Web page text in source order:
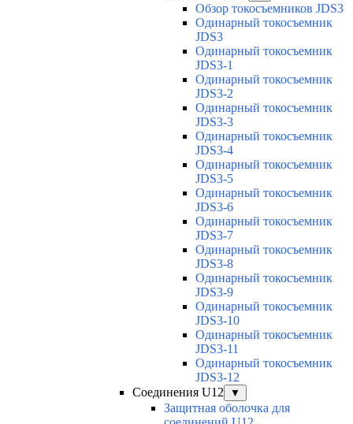
Обзор токосъемников JDS3
Одинарный токосъемник
JDS3
Одинарный токосъемник
JDS3-1
Одинарный токосъемник
JDS3-2
Одинарный токосъемник
JDS3-3
Одинарный токосъемник
JDS3-4
Одинарный токосъемник
JDS3-5
Одинарный токосъемник
JDS3-6
Одинарный токосъемник
JDS3-7
Одинарный токосъемник
JDS3-8
Одинарный токосъемник
JDS3-9
Одинарный токосъемник
JDS3-10
Одинарный токосъемник
JDS3-11
Одинарный токосъемник
JDS3-12
Соединения U12
▼
Защитная оболочка для